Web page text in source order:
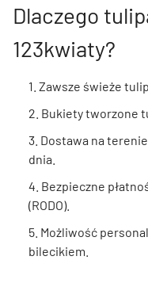
Dlaczego
123kwiaty?
1. Zawsze świeże
2. Bukiety tworzone
3. Dostawa na
dnia.
4. Bezpieczne
(RODO).
5. Możliwość
bilecikiem.